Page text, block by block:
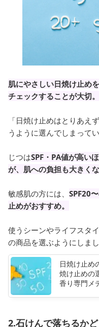
肌にやさしい日焼け止め
チェックすることが大切。
「日焼け止めはとりあえ
うように選んでしまって
じつはSPF・PA値が高い
が、肌への負担も大きく
敏感肌の方には、 SPF20
止めがおすすめ。
使うシーンやライフスタ
の商品を選ぶようにしまし
日焼け止め
焼け止めの
香り専門メ
2.石けんで落ちるか